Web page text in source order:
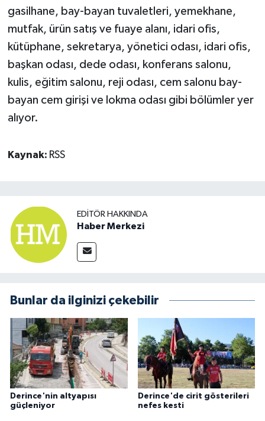
gasilhane, bay-bayan tuvaletleri, yemekhane,
mutfak, ürün satış ve fuaye alanı, idari ofis,
kütüphane, sekretarya, yönetici odası, idari ofis,
başkan odası, dede odası, konferans salonu,
kulis, eğitim salonu, reji odası, cem salonu bay-
bayan cem girişi ve lokma odası gibi bölümler yer
alıyor.
Kaynak: RSS
EDITÖR HAKKINDA
Haber Merkezi
Bunlar da ilginizi çekebilir
Derince'nin altyapısı
güçleniyor
Derince'de cirit gösterileri
nefes kesti